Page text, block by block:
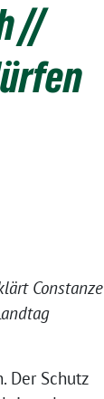
//
Constanze
Der Schutz